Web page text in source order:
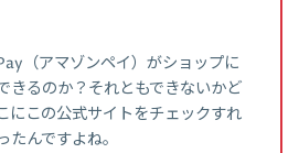
（アマゾンペイ）がショップに
きるのか？それともできないかど
にこの公式サイトをチェックすれ
んですよね。